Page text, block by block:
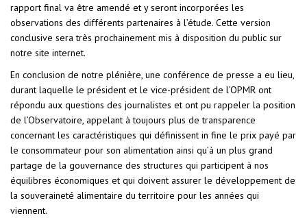
rapport final va être amendé et y seront incorporées les
observations des différents partenaires à l’étude. Cette version
conclusive sera très prochainement mis à disposition du public sur
notre site internet.
En conclusion de notre plénière, une conférence de presse a eu lieu,
durant laquelle le président et le vice-président de l’OPMR ont
répondu aux questions des journalistes et ont pu rappeler la position
de l’Observatoire, appelant à toujours plus de transparence
concernant les caractéristiques qui définissent in fine le prix payé par
le consommateur pour son alimentation ainsi qu’à un plus grand
partage de la gouvernance des structures qui participent à nos
équilibres économiques et qui doivent assurer le développement de
la souveraineté alimentaire du territoire pour les années qui
viennent.